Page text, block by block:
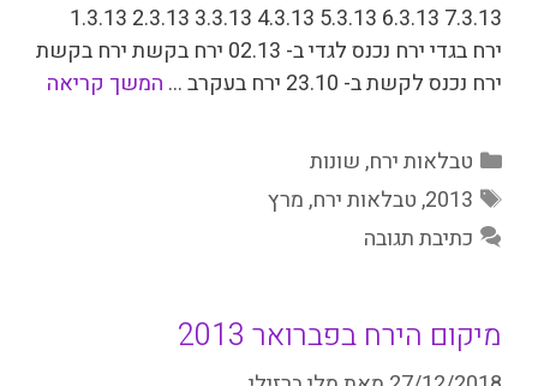
­7.3.13 6.3.13 5.3.13 4.3.13 3.3.13 2.3.13 1.3.13
ירח בגדי ירח נכנס לגדי ב- 02.13 ירח בקשת ירח בקשת
ירח נכנס לקשת ב- 23.10 ירח בעקרב …
המשך קריאה
קטגוריות
טבלאות ירח,שונות
תגיות
2013
,טבלאות ירח,מרץ
כתיבת תגובה
מיקום הירח בפברואר 2013